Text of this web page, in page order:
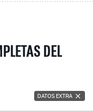
DEL
DATOS EXTRA